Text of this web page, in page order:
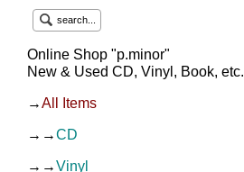
search...
Online Shop "p.minor"
New & Used CD, Vinyl, Book, etc.
→All Items
→→CD
→→Vinyl